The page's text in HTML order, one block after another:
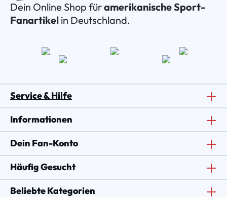
Dein Online Shop füramerikanische Sport-
Fanartikel in Deutschland.
Service & Hilfe
Informationen
Dein Fan-Konto
Häufig Gesucht
Beliebte Kategorien